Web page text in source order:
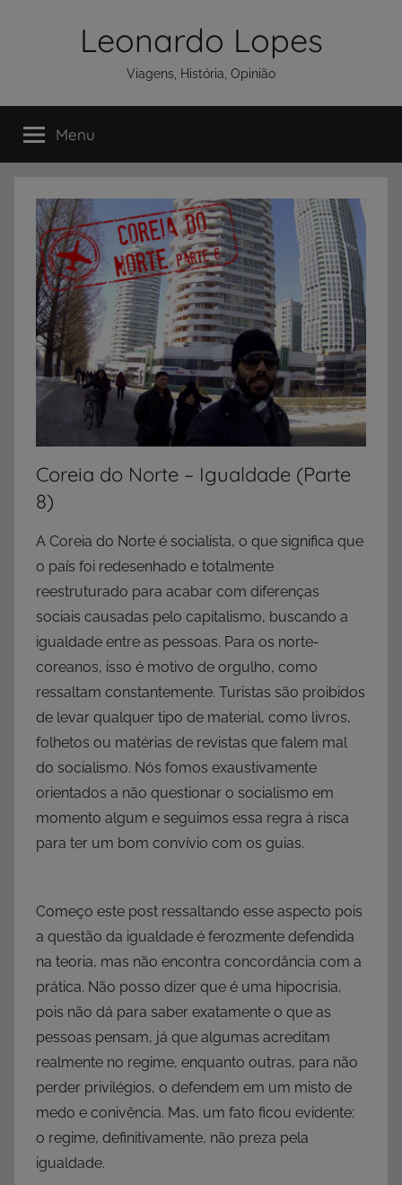
Leonardo Lopes
Viagens, História, Opinião
Menu
Coreia do Norte – Igualdade (Parte
8)
A Coreia do Norte é socialista, o que significa que
o país foi redesenhado e totalmente
reestruturado para acabar com diferenças
sociais causadas pelo capitalismo, buscando a
igualdade entre as pessoas. Para os norte-
coreanos, isso é motivo de orgulho, como
ressaltam constantemente. Turistas são proibidos
de levar qualquer tipo de material, como livros,
folhetos ou matérias de revistas que falem mal
do socialismo. Nós fomos exaustivamente
orientados a não questionar o socialismo em
momento algum e seguimos essa regra à risca
para ter um bom convívio com os guias.
Começo este post ressaltando esse aspecto pois
a questão da igualdade é ferozmente defendida
na teoria, mas não encontra concordância com a
prática. Não posso dizer que é uma hipocrisia,
pois não dá para saber exatamente o que as
pessoas pensam, já que algumas acreditam
realmente no regime, enquanto outras, para não
perder privilégios, o defendem em um misto de
medo e conivência. Mas, um fato ficou evidente:
o regime, definitivamente, não preza pela
igualdade.